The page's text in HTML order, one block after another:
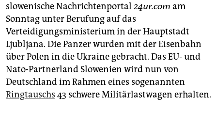
genossenschaft
epaper login
slowenische Nachrichtenportal 24ur.com am
Sonntag unter Berufung auf das
Verteidigungsministerium in der Hauptstadt
Ljubljana. Die Panzer wurden mit der Eisenbahn
über Polen in die Ukraine gebracht. Das EU- und
Nato-Partnerland Slowenien wird nun von
Deutschland im Rahmen eines sogenannten
Ringtauschs 43 schwere Militärlastwagen erhalten.